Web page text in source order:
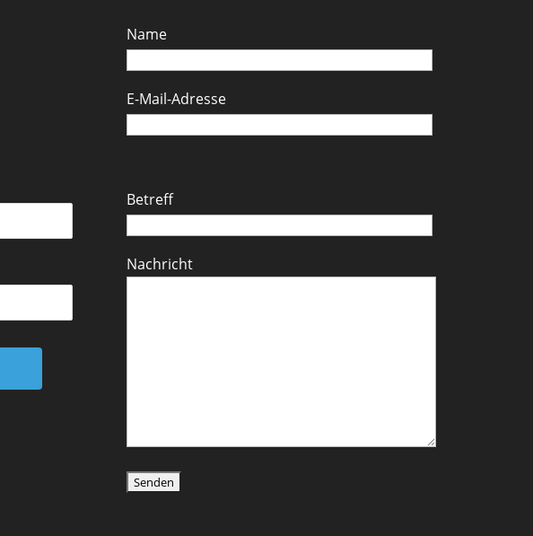
Name
E-Mail-Adresse
Betreff
Nachricht